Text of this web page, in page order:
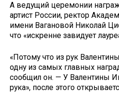
А ведущий церемонии
артист России, ректор
имени Вагановой Николай
что «искренне завидует
«Потому что из рук
одну из самых главных
сообщил он. — У Валентины
рука», после этого